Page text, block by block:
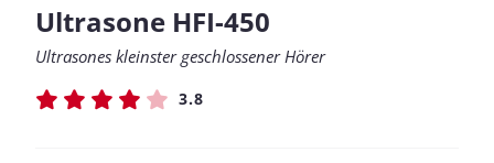
Ultrasone HFI-450
Ultrasones kleinster geschlossener Hörer
3.8